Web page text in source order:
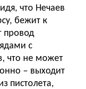
что Нечаев
бежит к
провод
с
что не может
– выходит
пистолета,